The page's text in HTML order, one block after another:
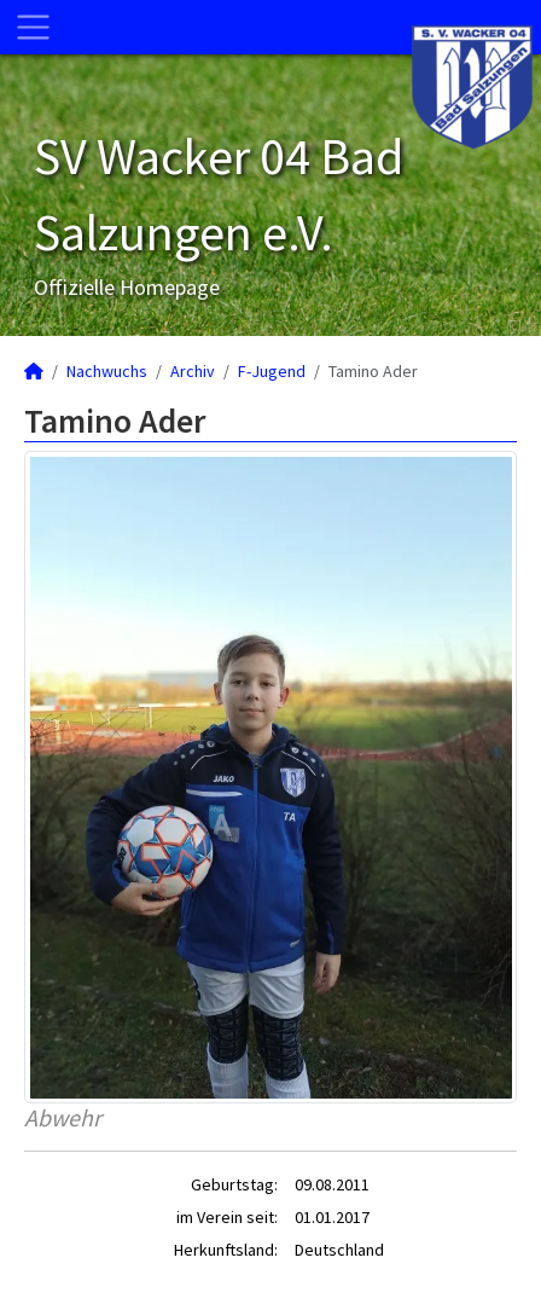
SV Wacker 04 Bad
Salzungen e.V.
Offizielle Homepage
Nachwuchs Archiv F-Jugend Tamino Ader
Tamino Ader
Abwehr
Geburtstag:
09.08.2011
im Verein seit:
01.01.2017
Herkunftsland:
Deutschland